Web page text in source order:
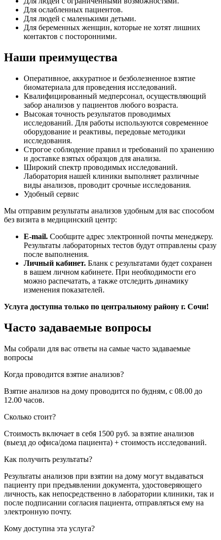
Для ослабленных пациентов.
Для людей с маленькими детьми.
Для беременных женщин, которые не хотят лишних
контактов с посторонними.
Наши преимущества
Оперативное, аккуратное и безболезненное взятие
биоматериала для проведения исследований.
Квалифицированный медперсонал, осуществляющий
забор анализов у пациентов любого возраста.
Высокая точность результатов проводимых
исследований. Для работы используются современное
оборудование и реактивы, передовые методики
исследования.
Строгое соблюдение правил и требований по хранению
и доставке взятых образцов для анализа.
Широкий спектр проводимых исследований.
Лаборатория нашей клиники выполняет различные
виды анализов, проводит срочные исследования.
Удобный сервис
Мы отправим результаты анализов удобным для вас способом
без визита в медицинский центр:
E-mail. Сообщите адрес электронной почты менеджеру.
Результаты лабораторных тестов будут отправлены сразу
после выполнения.
Личный кабинет. Бланк с результатами будет сохранен
в вашем личном кабинете. При необходимости его
можно распечатать, а также отследить динамику
изменения показателей.
Услуга доступна только по центральному району г. Сочи!
Часто задаваемые вопросы
Мы собрали для вас ответы на самые часто задаваемые
вопросы
Когда проводится взятие анализов?
Взятие анализов на дому проводится по будням, с 08.00 до
12.00 часов.
Сколько стоит?
Стоимость включает в себя 1500 руб. за взятие анализов
(выезд до офиса/дома пациента) + стоимость исследований.
Как получить результаты?
Результаты анализов при взятии на дому могут выдаваться
пациенту при предъявлении документа, удостоверяющего
личность, как непосредственно в лаборатории клиники, так и
после подписании согласия пациента, отправляться ему на
электронную почту.
Кому доступна эта услуга?